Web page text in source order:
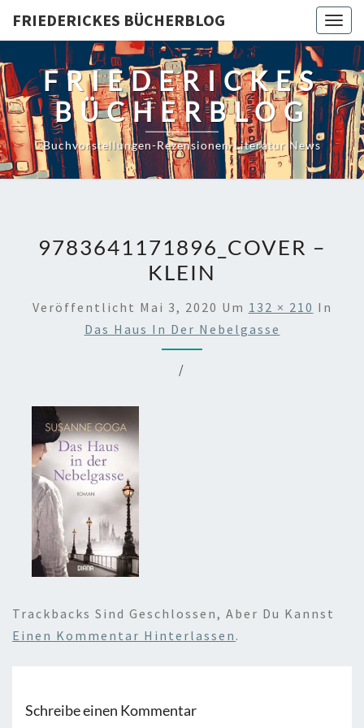
content
FRIEDERICKES BÜCHERBLOG
FRIEDERICKES
BÜCHERBLOG
Buchvorstellungen-Rezensionen-Literatur News
9783641171896_COVER –
KLEIN
Veröffentlicht Mai 3, 2020 Um 132 × 210 In
Das Haus In Der Nebelgasse
/
Trackbacks Sind Geschlossen, Aber Du Kannst
Einen Kommentar Hinterlassen .
Schreibe einen Kommentar